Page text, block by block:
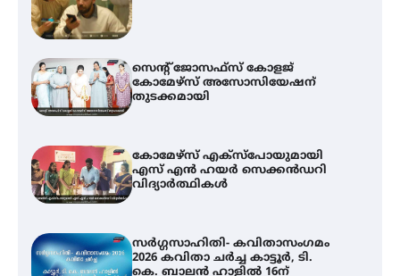
സെന്റ് ജോസഫ്സ് കോളജ്
കോമേഴ്‌സ് അസോസിയേഷന്
തുടക്കമായി
കോമേഴ്സ് എക്സ്പോയുമായി
എസ് എൻ ഹയർ സെക്കൻഡറി
വിദ്യാർത്ഥികൾ
സർഗ്ഗസാഹിതി- കവിതാസംഗമം
2026 കവിതാ ചർച്ച കാട്ടൂർ, ടി.
കെ. ബാലൻ ഹാളിൽ 16ന്